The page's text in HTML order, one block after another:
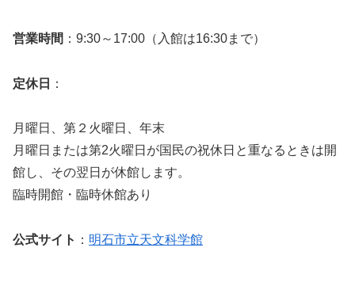
営業時間 ：9:30～17:00（入館は16:30まで）
定休日 ：
月曜日、第２火曜日、年末
月曜日または第2火曜日が国民の祝休日と重なるときは開
館し、その翌日が休館します。
臨時開館・臨時休館あり
公式サイト ： 明石市立天文科学館